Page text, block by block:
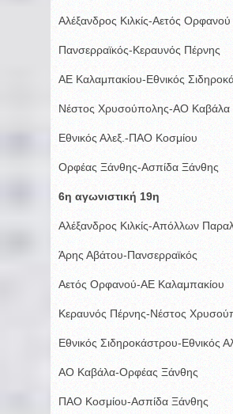
Αλέξανδρος Κιλκίς-Αετός Ορφανού
Πανσερραϊκός-Κεραυνός Πέρνης
ΑΕ Καλαμπακίου-Εθνικός
Νέστος Χρυσούπολης-ΑΟ Καβάλα
Εθνικός Αλεξ.-ΠΑΟ Κοσμίου
Ορφέας Ξάνθης-Ασπίδα Ξάνθης
6η αγωνιστική 19η
Αλέξανδρος Κιλκίς-Απόλλων
Άρης Αβάτου-Πανσερραϊκός
Αετός Ορφανού-ΑΕ Καλαμπακίου
Κεραυνός Πέρνης-Νέστος
Εθνικός Σιδηροκάστρου-Εθνικός
ΑΟ Καβάλα-Ορφέας Ξάνθης
ΠΑΟ Κοσμίου-Ασπίδα Ξάνθης